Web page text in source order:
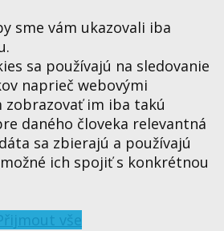
sme vám ukazovali iba
sa používajú na sledovanie
naprieč webovými
im iba takú
daného človeka relevantná
sa zbierajú a používajú
ich spojiť s konkrétnou
vše